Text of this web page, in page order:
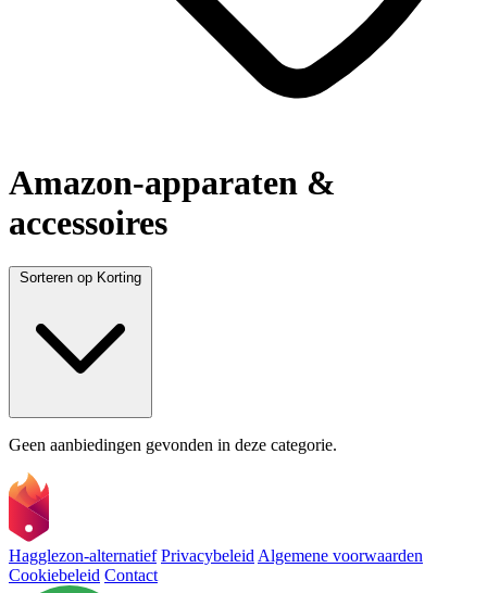
Amazon-apparaten &
accessoires
Sorteren op Korting
Geen aanbiedingen gevonden in deze categorie.
Hagglezon-alternatief Privacybeleid Algemene voorwaarden
Cookiebeleid Contact